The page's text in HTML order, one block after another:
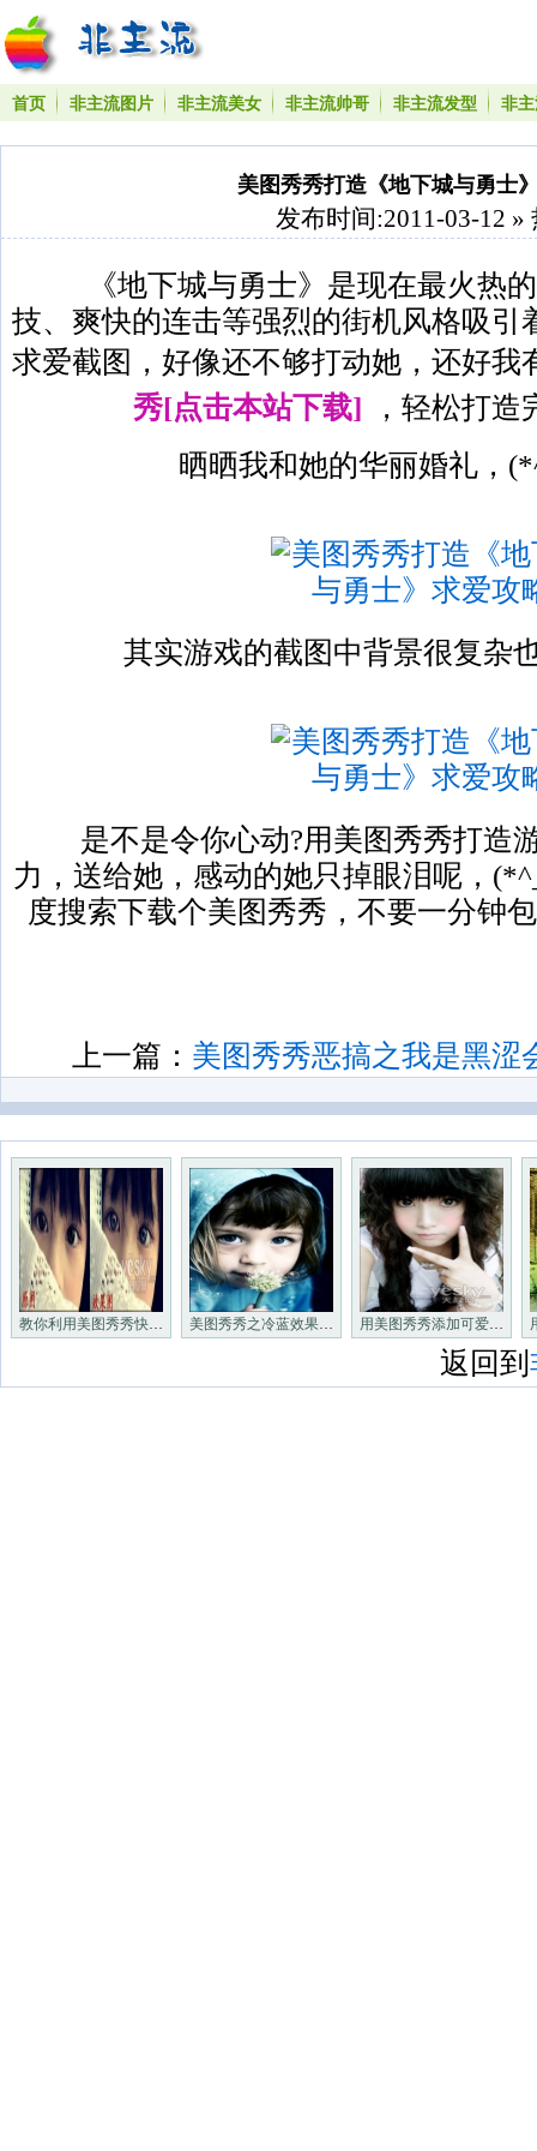
首页 非主流图片 非主流美女 非主流帅哥 非主流发型 非
美图秀秀打造《地下城与勇士
发布时间:2011-03-12 »
《地下城与勇士》是现在最火热的
技、爽快的连击等强烈的街机风格吸引
求爱截图，好像还不够打动她，还好我
秀[点击本站下载]
，轻松打
晒晒我和她的华丽婚礼，
其实游戏的截图中背景很复杂
是不是令你心动?用美图秀秀打造
力，送给她，感动的她只掉眼泪呢，
度搜索下载个美图秀秀，不要一分钟
上一篇： 美图秀秀恶搞之我是黑涩
教你利用美图秀秀快速打造非主 美图秀秀之冷蓝效果 打造蓝色 用美图秀秀添加可爱边框轻松成
返回到